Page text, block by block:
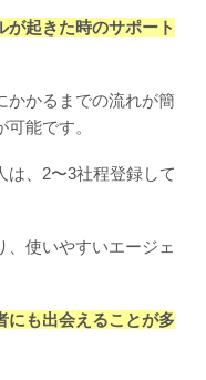
が起きた時のサポート
かかるまでの流れが簡
能です。
は、2〜3社程登録して
、使いやすいエージェ
にも出会えることが多